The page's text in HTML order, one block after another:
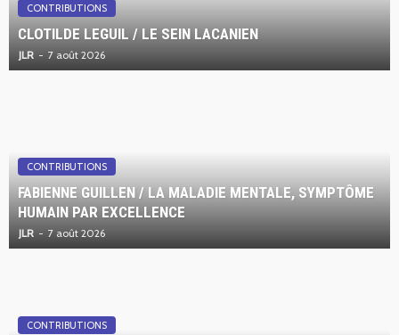
CONTRIBUTIONS
CLOTILDE LEGUIL / LE SEIN LACANIEN
JLR 7 août 2026
CONTRIBUTIONS
FABIENNE GUILLEN / LA MALADIE MENTALE, SYMPTÔME
HUMAIN PAR EXCELLENCE
JLR 7 août 2026
CONTRIBUTIONS